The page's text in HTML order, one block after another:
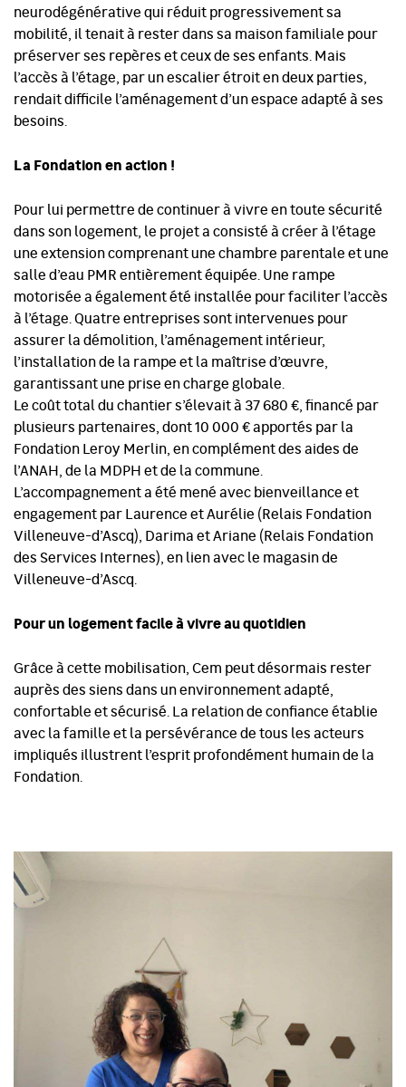
neurodégénérative qui réduit progressivement sa
mobilité, il tenait à rester dans sa maison familiale pour
préserver ses repères et ceux de ses enfants. Mais
l’accès à l’étage, par un escalier étroit en deux parties,
rendait difficile l’aménagement d’un espace adapté à ses
besoins.
La Fondation en action !
Pour lui permettre de continuer à vivre en toute sécurité
dans son logement, le projet a consisté à créer à l’étage
une extension comprenant une chambre parentale et une
salle d’eau PMR entièrement équipée. Une rampe
motorisée a également été installée pour faciliter l’accès
à l’étage. Quatre entreprises sont intervenues pour
assurer la démolition, l’aménagement intérieur,
l’installation de la rampe et la maîtrise d’œuvre,
garantissant une prise en charge globale.
Le coût total du chantier s’élevait à 37 680 €, financé par
plusieurs partenaires, dont 10 000 € apportés par la
Fondation Leroy Merlin, en complément des aides de
l’ANAH, de la MDPH et de la commune.
L’accompagnement a été mené avec bienveillance et
engagement par Laurence et Aurélie (Relais Fondation
Villeneuve-d’Ascq), Darima et Ariane (Relais Fondation
des Services Internes), en lien avec le magasin de
Villeneuve-d’Ascq.
Pour un logement facile à vivre au quotidien
Grâce à cette mobilisation, Cem peut désormais rester
auprès des siens dans un environnement adapté,
confortable et sécurisé. La relation de confiance établie
avec la famille et la persévérance de tous les acteurs
impliqués illustrent l’esprit profondément humain de la
Fondation.